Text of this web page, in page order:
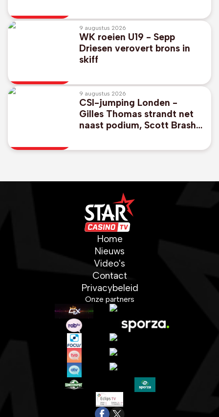
derby
9 augustus 2026
WK roeien U19 - Sepp
Driesen verovert brons in
skiff
9 augustus 2026
CSI-jumping Londen -
Gilles Thomas strandt net
naast podium, Scott Brash
Home
Nieuws
Video's
Contact
Privacybeleid
Onze partners